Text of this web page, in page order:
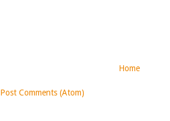
Home
Post Comments (Atom)